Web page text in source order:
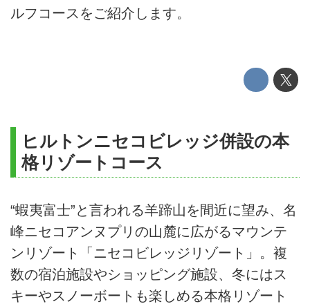
ルフコースをご紹介します。
ヒルトンニセコビレッジ併設の本
格リゾートコース
“蝦夷富士”と言われる羊蹄山を間近に望み、名
峰ニセコアンヌプリの山麓に広がるマウンテ
ンリゾート「ニセコビレッジリゾート」。複
数の宿泊施設やショッピング施設、冬にはス
キーやスノーボートも楽しめる本格リゾート